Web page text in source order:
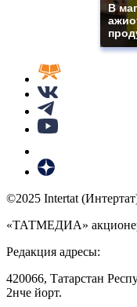
В
©2025 Intertat
«ТАТМЕДИА»
Редакция адресы:
420066, Татарстан
2нче йорт.